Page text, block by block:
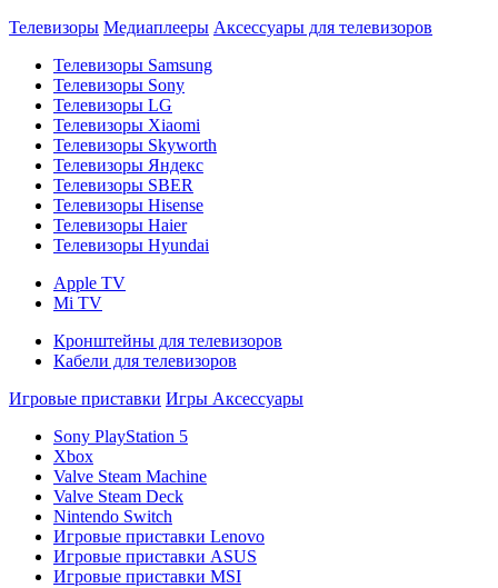
Телевизоры Медиаплееры Аксессуары для телевизоров
Телевизоры Samsung
Телевизоры Sony
Телевизоры LG
Телевизоры Xiaomi
Телевизоры Skyworth
Телевизоры Яндекс
Телевизоры SBER
Телевизоры Hisense
Телевизоры Haier
Телевизоры Hyundai
Apple TV
Mi TV
Кронштейны для телевизоров
Кабели для телевизоров
Игровые приставки Игры Аксессуары
Sony PlayStation 5
Xbox
Valve Steam Machine
Valve Steam Deck
Nintendo Switch
Игровые приставки Lenovo
Игровые приставки ASUS
Игровые приставки MSI